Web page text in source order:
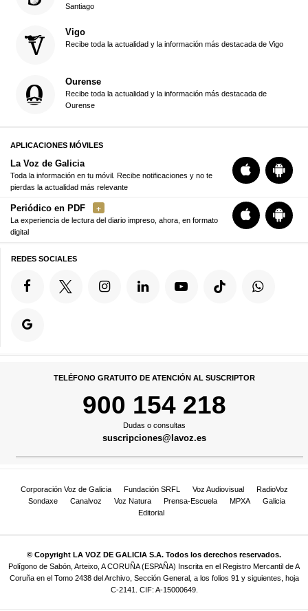
Santiago
Vigo
Recibe toda la actualidad y la información más destacada de Vigo
Ourense
Recibe toda la actualidad y la información más destacada de
Ourense
APLICACIONES MÓVILES
La Voz de Galicia
Toda la información en tu móvil. Recibe notificaciones y no te
pierdas la actualidad más relevante
Periódico en PDF
La experiencia de lectura del diario impreso, ahora, en formato
digital
REDES SOCIALES
TELÉFONO GRATUITO DE ATENCIÓN AL SUSCRIPTOR
900 154 218
Dudas o consultas
suscripciones@lavoz.es
Corporación Voz de Galicia Fundación SRFL Voz Audiovisual
RadioVoz
Sondaxe
Canalvoz Voz Natura Prensa-Escuela MPXA
Galicia
Editorial
© Copyright LA VOZ DE GALICIA S.A. Todos los derechos reservados.
Polígono de Sabón, Arteixo, A CORUÑA (ESPAÑA) Inscrita en el Registro Mercantil de A
Coruña en el Tomo 2438 del Archivo, Sección General, a los folios 91 y siguientes, hoja
C-2141. CIF: A-15000649.